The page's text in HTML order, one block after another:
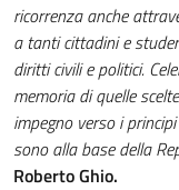
ricorrenza anche
a tanti cittadini e
diritti civili e politici.
memoria di quelle
impegno verso i
sono alla base della
Roberto Ghio.